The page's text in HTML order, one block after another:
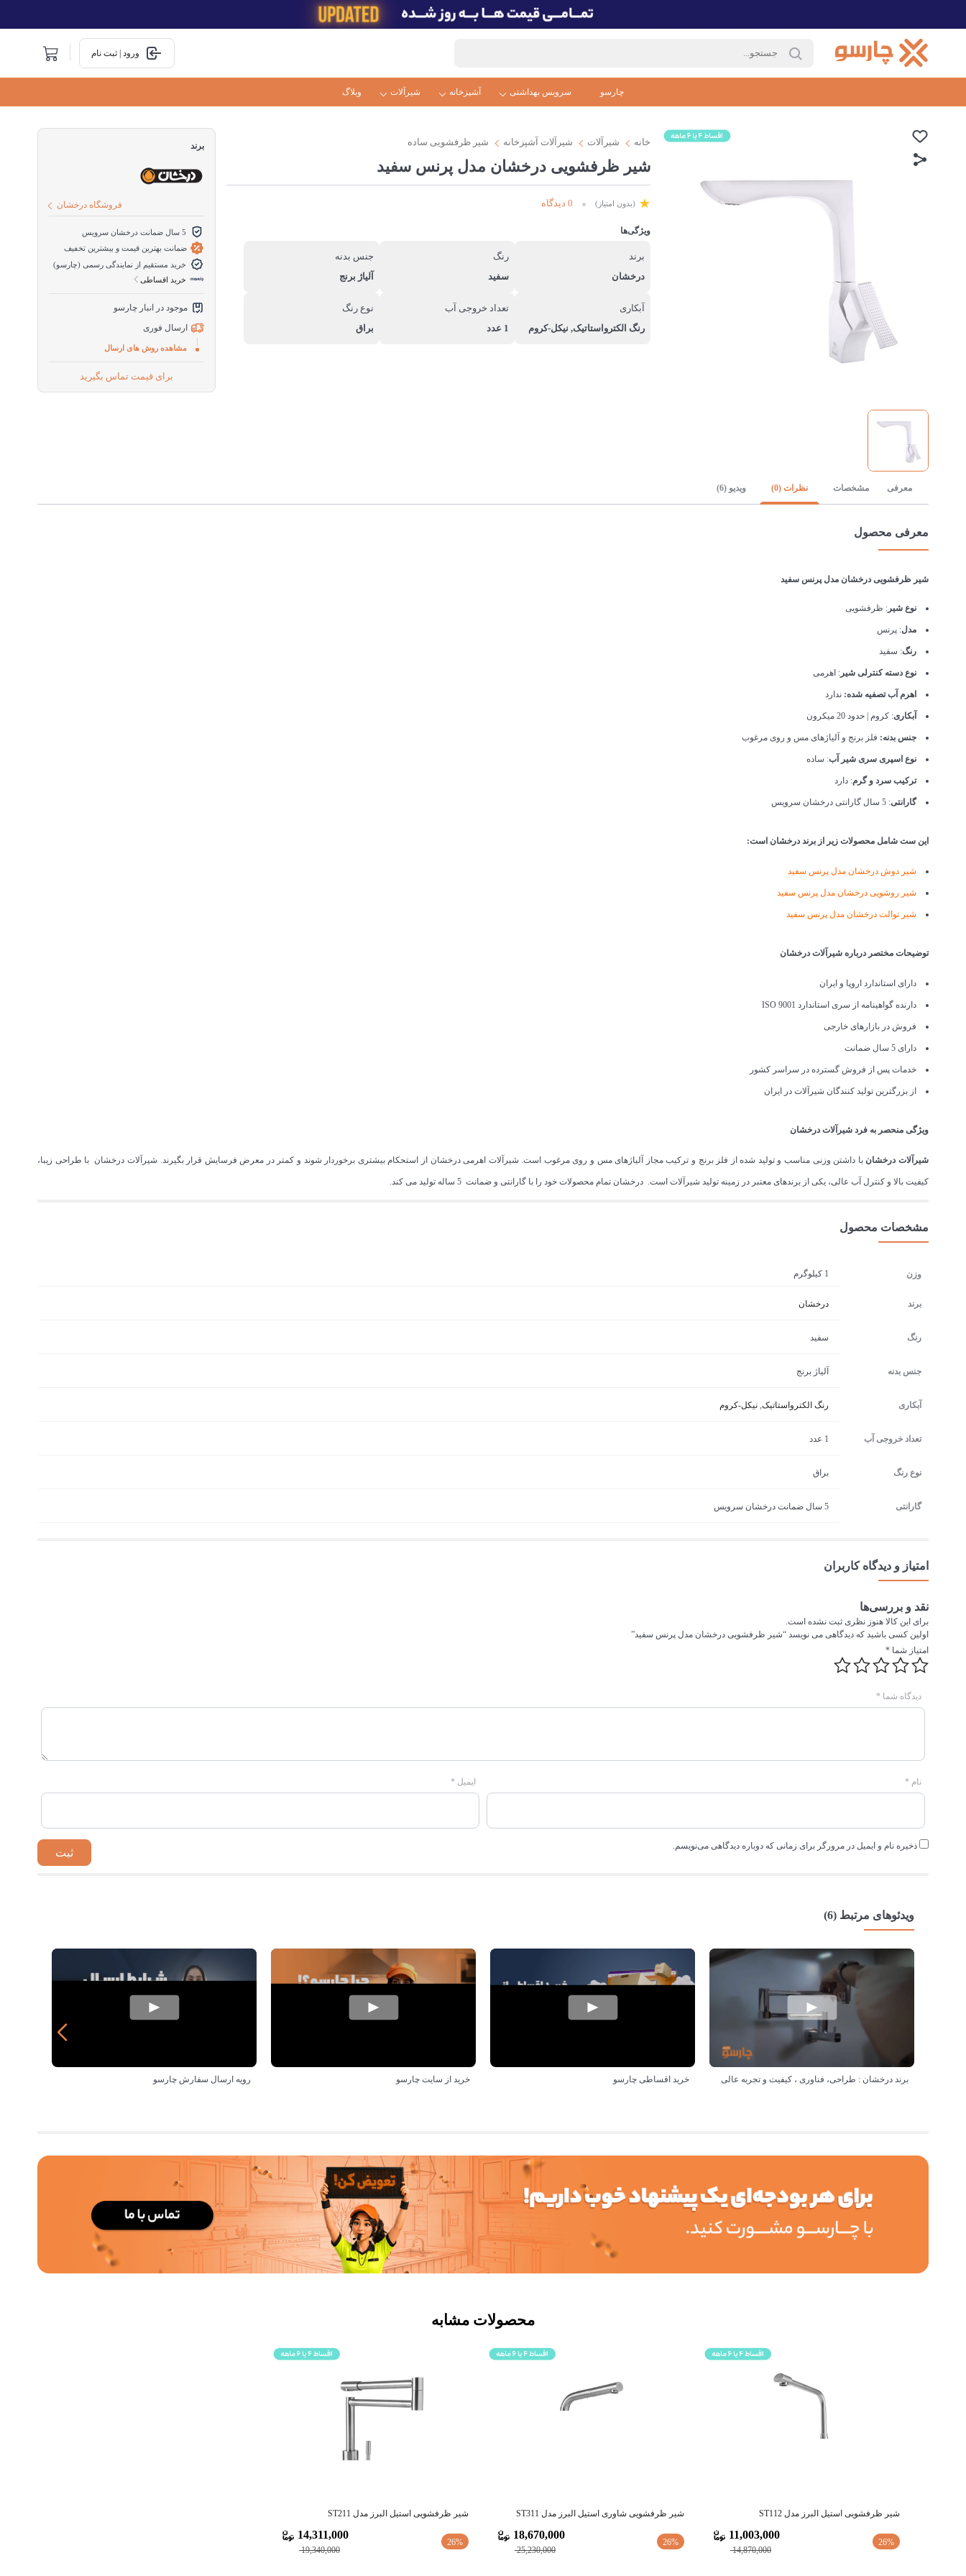
ورود | ثبت نام
چارسو سرویس بهداشتی آشپزخانه شیرآلات وبلاگ
خانه شیرآلات شیرآلات آشپزخانه شیر ظرفشویی ساده
شیر ظرفشویی درخشان مدل پرنس سفید
(بدون امتیاز) 0 دیدگاه
ویژگی‌ها
برند
درخشان
رنگ
سفید
جنس بدنه
آلیاژ برنج
آبکاری
رنگ الکترواستاتیک, نیکل-کروم
تعداد خروجی آب
1 عدد
نوع رنگ
براق
برند
فروشگاه درخشان
5 سال ضمانت درخشان سرویس
ضمانت بهترین قیمت و بیشترین تخفیف
خرید مستقیم از نمایندگی رسمی (چارسو)
خرید اقساطی
موجود در انبار چارسو
ارسال فوری
مشاهده روش های ارسال
برای قیمت تماس بگیرید
معرفی مشخصات نظرات (0) ویدیو (6)
معرفی محصول
شیر ظرفشویی درخشان مدل پرنس سفید
نوع شیر : ظرفشویی
مدل: پرنس
رنگ: سفید
نوع دسته کنترلی شیر : اهرمی
اهرم آب تصفیه شده: ندارد
آبکاری: کروم | حدود 20 میکرون
جنس بدنه: فلز برنج و آلیاژهای مس و روی مرغوب
نوع اسپری سری شیر آب: ساده
ترکیب سرد و گرم: دارد
گارانتی: 5 سال گارانتی درخشان سرویس
این ست شامل محصولات زیر از برند درخشان است:
شیر دوش درخشان مدل پرنس سفید
شیر روشویی درخشان مدل پرنس سفید
شیر توالت درخشان مدل پرنس سفید
توضیحات مختصر درباره شیرآلات درخشان
دارای استاندارد اروپا و ایران
دارنده گواهینامه از سری استاندارد ISO 9001
فروش در بازارهای خارجی
دارای 5 سال ضمانت
خدمات پس از فروش گسترده در سراسر کشور
از بزرگترین تولید کنندگان شیرآلات در ایران
ویژگی منحصر به فرد شیرآلات درخشان
شیرآلات درخشانبا داشتن وزنی مناسب و تولید شده از فلز برنج و ترکیب مجاز آلیاژهای مس و روی مرغوب است. شیرآلات اهرمی درخشان از استحکام بیشتری برخوردار شوند و کمتر در معرض فرسایش قرار بگیرند. شیرآلات درخشان با طراحی زیبا،
کیفیت بالا و کنترل آب عالی، یکی از برندهای معتبر در زمینه تولید شیرآلات است. درخشان تمام محصولات خود را با گارانتی و ضمانت 5 ساله تولید می کند.
مشخصات محصول
وزن 1 کیلوگرم
برند درخشان
رنگ سفید
جنس بدنه آلیاژ برنج
آبکاری رنگ الکترواستاتیک نیکل-کروم
تعداد خروجی آب 1 عدد
نوع رنگ براق
گارانتی 5 سال ضمانت درخشان سرویس
امتیاز و دیدگاه کاربران
نقد و بررسی‌ها
برای این کالا هنوز نظری ثبت نشده است.
اولین کسی باشید که دیدگاهی می نویسد “شیر ظرفشویی درخشان مدل پرنس سفید”
امتیاز شما *
دیدگاه شما *
نام * ایمیل *
ذخیره نام و ایمیل در مرورگر برای زمانی که دوباره دیدگاهی می‌نویسم.
ویدئوهای مرتبط (6)
برند درخشان : طراحی، فناوری ، کیفیت و تجربه عالی خرید اقساطی چارسو خرید از سایت چارسو رویه ارسال سفارش چارسو
محصولات مشابه
شیر ظرفشویی استیل البرز مدل ST112
26%
14,870,000
11,003,000
شیر ظرفشویی شاوری استیل البرز مدل ST311
26%
25,230,000
18,670,000
شیر ظرفشویی استیل البرز مدل ST211
26%
19,340,000
14,311,000